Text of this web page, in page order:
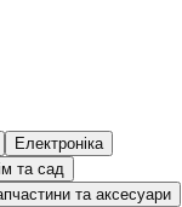
Електроніка
та сад
та аксесуари